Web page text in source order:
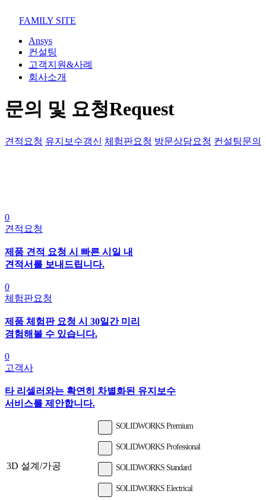
FAMILY SITE
Ansys
컨설팅
고객지원&사례
회사소개
문의 및 요청Request
견적요청 유지보수갱신 체험판요청 방문상담요청 컨설팅문의
0
견적요청
제품 견적 요청 시 빠른 시일 내
견적서를 보내드립니다.
0
체험판요청
제품 체험판 요청 시 30일간 미리
경험해볼 수 있습니다.
0
고객사
타 리셀러와는 확연히 차별화된 유지보수
서비스를 제안합니다.
3D 설계/가공
SOLIDWORKS Premium
SOLIDWORKS Professional
SOLIDWORKS Standard
SOLIDWORKS Electrical